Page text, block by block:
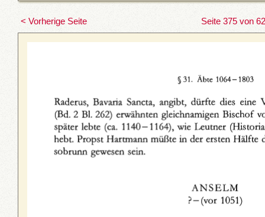
< Vorherige Seite Seite 375 von